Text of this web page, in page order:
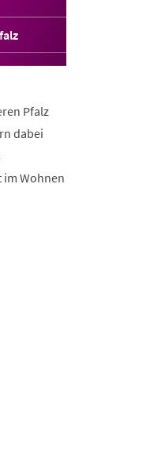
Pfalz
dabei
Wohnen